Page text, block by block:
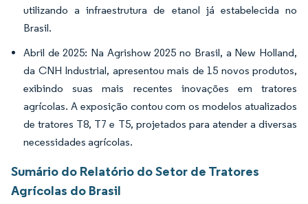
utilizando a infraestrutura de etanol já estabelecida no
Brasil.
Abril de 2025: Na Agrishow 2025 no Brasil, a New Holland,
da CNH Industrial, apresentou mais de 15 novos produtos,
exibindo suas mais recentes inovações em tratores
agrícolas. A exposição contou com os modelos atualizados
de tratores T8, T7 e T5, projetados para atender a diversas
necessidades agrícolas.
Sumário do Relatório do Setor de Tratores
Agrícolas do Brasil